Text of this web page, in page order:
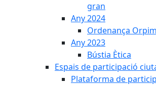
gran
Any 2024
Ordenança
Any 2023
Bústia Ètica
Espais de participació
Plataforma de